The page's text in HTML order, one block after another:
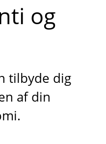
og
tilbyde dig
af din